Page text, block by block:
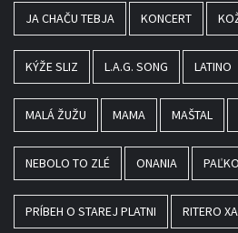
JA CHAČU TEBJA KONCERT
KÝŽE SLIZ L.A.G. SONG LATINO
MALÁ ŽUŽU MAMA MAŠTAL
NEBOLO TO ZLÉ ONANIA PAĽKO
PRÍBEH O STAREJ PLATNI RITERO